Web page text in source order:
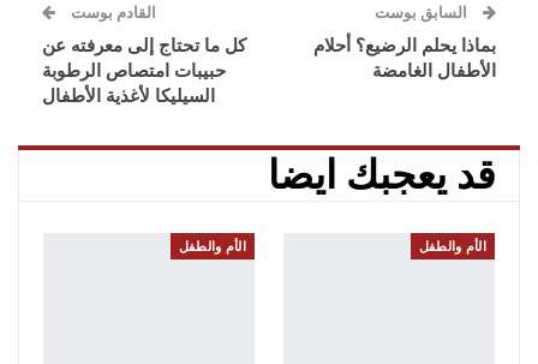
السابق بوست
بماذا يحلم الرضيع؟ أحلام
الأطفال الغامضة
القادم بوست
كل ما تحتاج إلى معرفته عن
حبيبات امتصاص الرطوبة
السيليكا لأغذية الأطفال
قد يعجبك ايضا
الأم والطفل الأم والطفل